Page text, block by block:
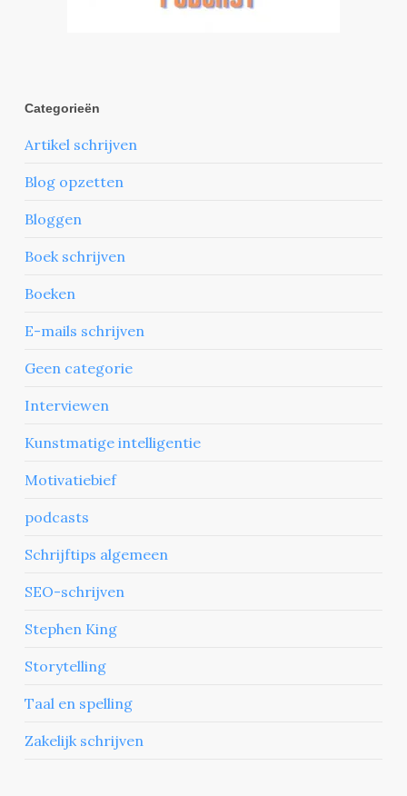
Categorieën
Artikel schrijven
Blog opzetten
Bloggen
Boek schrijven
Boeken
E-mails schrijven
Geen categorie
Interviewen
Kunstmatige intelligentie
Motivatiebief
podcasts
Schrijftips algemeen
SEO-schrijven
Stephen King
Storytelling
Taal en spelling
Zakelijk schrijven